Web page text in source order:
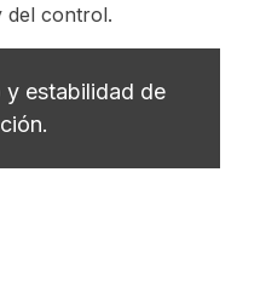
del control.
y estabilidad de